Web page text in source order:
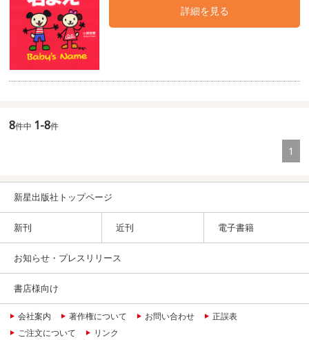
詳細を見る
8件中 1-8件
1
新星出版社トップページ
新刊 近刊 電子書籍
お知らせ・プレスリリース
書店様向け
会社案内 著作権について お問い合わせ
正誤表
ご注文について
リンク